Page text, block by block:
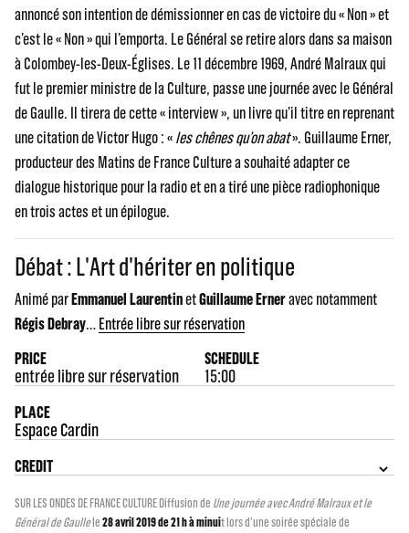
annoncé son intention de démissionner en cas de victoire du « Non » et
c’est le « Non » qui l’emporta. Le Général se retire alors dans sa maison
à Colombey-les-Deux-Églises. Le 11 décembre 1969, André Malraux qui
fut le premier ministre de la Culture, passe une journée avec le Général
de Gaulle. Il tirera de cette « interview », un livre qu’il titre en reprenant
une citation de Victor Hugo : «les chênes qu’on abat». Guillaume Erner,
producteur des Matins de France Culture a souhaité adapter ce
dialogue historique pour la radio et en a tiré une pièce radiophonique
en trois actes et un épilogue.
Débat : L'Art d'hériter en politique
Animé parEmmanuel LaurentinetGuillaume Erneravec notamment
Régis Debray…Entrée libre sur réservation
PRICE
entrée libre sur réservation
SCHEDULE
15:00
PLACE
Espace Cardin
CREDIT
SUR LES ONDES DE FRANCE CULTURE Diffusion de Une journée avec André Malraux et le
Général de Gaullele28 avril 2019 de 21 h à minuit lors d’une soirée spéciale de